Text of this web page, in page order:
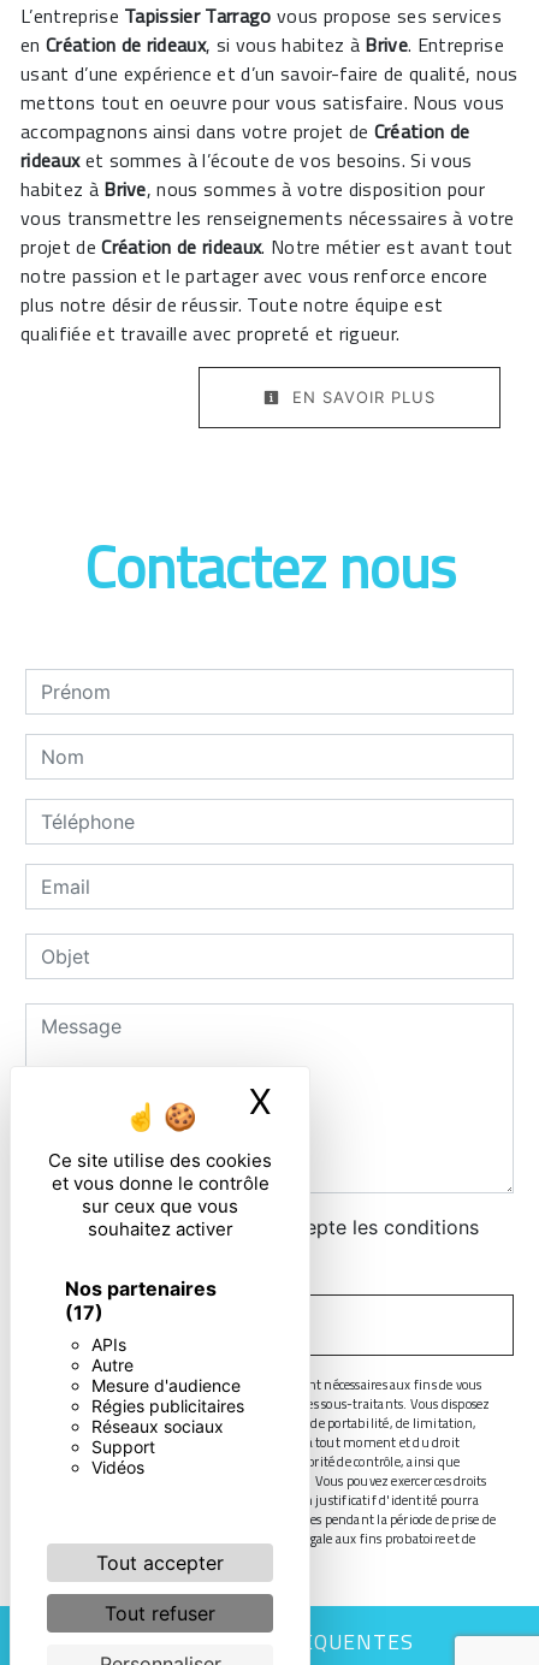
Ce site utilise des cookies
et vous donne le contrôle
sur ceux que vous
souhaitez activer
Nos partenaires
(17)
APIs
Autre
Mesure d'audience
Régies publicitaires
Réseaux sociaux
Support
Vidéos
Tout accepter
Tout refuser
X
L’entreprise Tapissier Tarrago vous propose ses services
en Création de rideaux, si vous habitez à Brive. Entreprise
usant d’une expérience et d’un savoir-faire de qualité, nous
mettons tout en oeuvre pour vous satisfaire. Nous vous
accompagnons ainsi dans votre projet de Création de
rideauxet sommes à l’écoute de vos besoins. Si vous
habitez à Brive, nous sommes à votre disposition pour
vous transmettre les renseignements nécessaires à votre
projet deCréation de rideaux. Notre métier est avant tout
notre passion et le partager avec vous renforce encore
plus notre désir de réussir. Toute notre équipe est
qualifiée et travaille avec propreté et rigueur.
EN SAVOIR PLUS
Contactez nous
En cochant cette case, j'accepte les conditions
** Les données personnelles communiquées sont nécessaires aux fins de vous
contacter. Elles sont destinées à l'entreprise et ses sous-traitants. Vous disposez
de droits d’accès, de rectification, d’effacement, de portabilité, de limitation,
d’opposition, de retrait de votre consentement à tout moment et du droit
d’introduire une réclamation auprès d’une autorité de contrôle, ainsi que
d’organiser le sort de vos données post-mortem. Vous pouvez exercer ces droits
par voie postale ou par courrier électronique. Un justificatif d'identité pourra
vous être demandé. Nous conservons vos données pendant la période de prise de
contact puis pendant la durée de prescription légale aux fins probatoire et de
gestion des contentieux.
RECHERCHES FRÉQUENTES